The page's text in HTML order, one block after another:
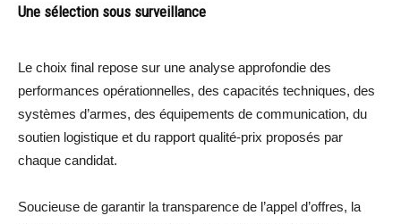
Une sélection sous surveillance
Le choix final repose sur une analyse approfondie des
performances opérationnelles, des capacités techniques, des
systèmes d’armes, des équipements de communication, du
soutien logistique et du rapport qualité-prix proposés par
chaque candidat.
Soucieuse de garantir la transparence de l’appel d’offres, la